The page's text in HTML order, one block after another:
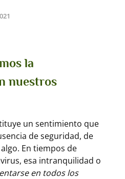
la
nuestros
un sentimiento que
de seguridad, de
En tiempos de
esa intranquilidad o
en todos los